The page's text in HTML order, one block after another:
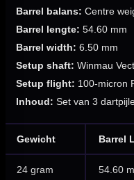
Barrel balans: Centre
Barrel lengte: 54.60 mm
Barrel width: 6.50 mm
Setup shaft: Winmau
Setup flight: 100-micron
Inhoud: Set van 3
Gewicht Barrel
24 gram 54.60